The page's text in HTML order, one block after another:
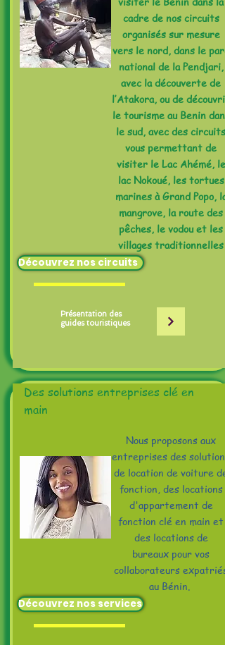
cadre de nos circuits
organisés sur mesure
vers le nord, dans le parc
national de la Pendjari,
avec la découverte de
l’Atakora, ou de découvrir
le tourisme au Benin dans
le sud, avec des circuits
vous permettant de
visiter le Lac Ahémé, le
lac Nokoué, les tortues
marines à Grand Popo, la
mangrove, la route des
pêches, le vodou et les
villages traditionnelles
Découvrez nos circuits
Présentation des
guides touristiques
Des solutions entreprises clé en
main
Nous proposons aux
entreprises des solutions
de location de voiture de
fonction, des locations
d'appartement de
fonction clé en main et
des locations de
bureaux pour vos
collaborateurs expatriés
au Bénin.
Découvrez nos services